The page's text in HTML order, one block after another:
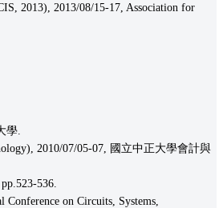
2013), 2013/08/15-17, Association for
學.
2010/07/05-07, 國立中正大學會計與
536.
on Circuits, Systems,